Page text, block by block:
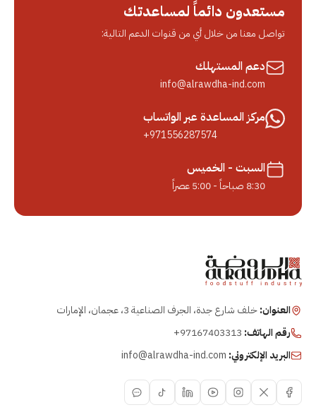
مستعدون دائماً لمساعدتك
تواصل معنا من خلال أي من قنوات الدعم التالية:
دعم المستهلك
info@alrawdha-ind.com
مركز المساعدة عبر الواتساب
+971556287574
السبت - الخميس
8:30 صباحاً - 5:00 عصراً
العنوان:خلف شارع جدة، الجرف الصناعية 3، عجمان، الإمارات
رقم الهاتف: +97167403313
البريد الإلكتروني: info@alrawdha-ind.com